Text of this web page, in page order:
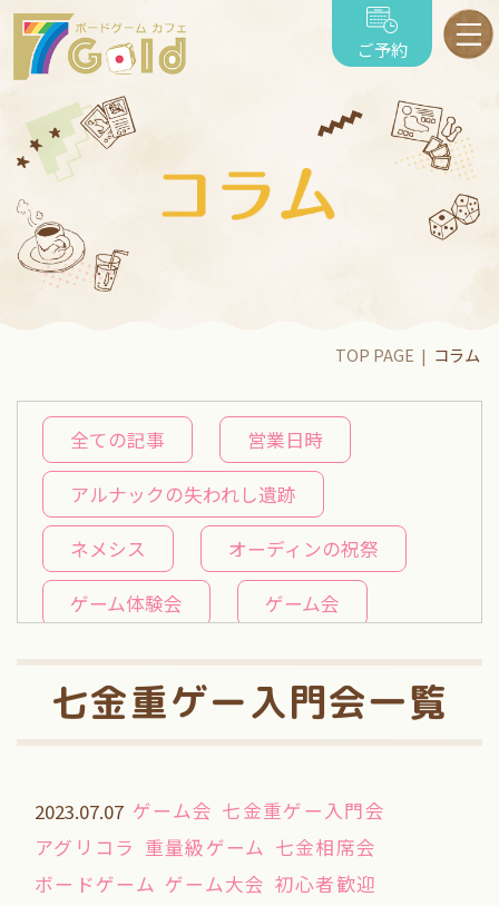
ご予約
TOP PAGE コラム
全ての記事 営業日時
アルナックの失われし遺跡
ネメシス オーディンの祝祭
ゲーム体験会 ゲーム会
七金相席会 推しボドバトル
七金月曜ドミニオン会
七金木曜名作会
七金重ゲー入門会一覧
2023.07.07 ゲーム会 七金重ゲー入門会
アグリコラ 重量級ゲーム 七金相席会
ボードゲーム ゲーム大会 初心者歓迎